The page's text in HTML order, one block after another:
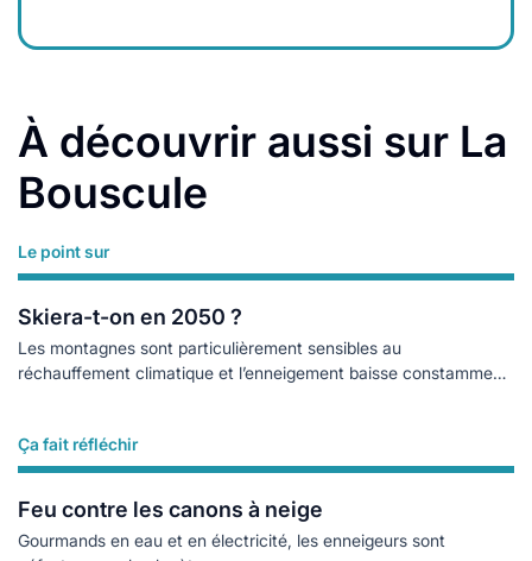
À découvrir aussi sur La
Bouscule
Le point sur
Skiera-t-on en 2050 ?
Les montagnes sont particulièrement sensibles au
réchauffement climatique et l’enneigement baisse constamment.
Lire plus
Ça fait réfléchir
Feu contre les canons à neige
Gourmands en eau et en électricité, les enneigeurs sont
Lire plus